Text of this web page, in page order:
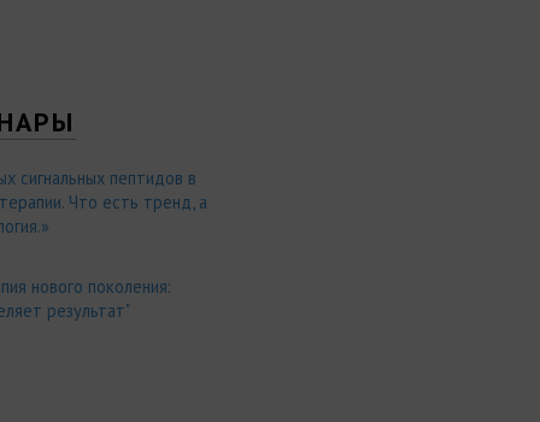
сигнальных пептидов в
Что есть тренд, а
нового поколения:
результат"